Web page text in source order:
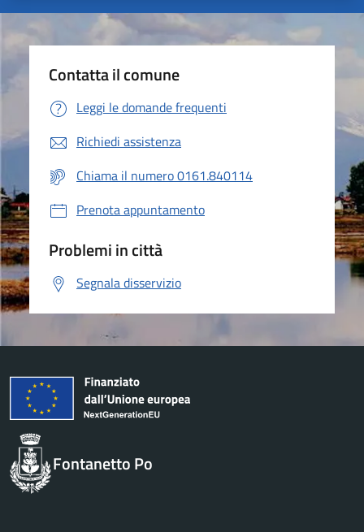
Contatta il comune
Leggi le domande frequenti
Richiedi assistenza
Chiama il numero 0161.840114
Prenota appuntamento
Problemi in città
Segnala disservizio
Fontanetto Po